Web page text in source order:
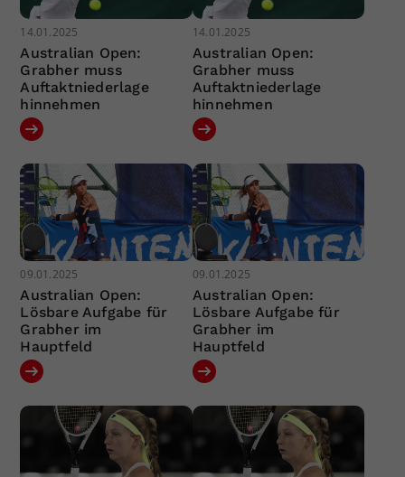
14.01.2025
Australian Open:
Grabher muss
Auftaktniederlage
hinnehmen
14.01.2025
Australian Open:
Grabher muss
Auftaktniederlage
hinnehmen
09.01.2025
Australian Open:
Lösbare Aufgabe für
Grabher im
Hauptfeld
09.01.2025
Australian Open:
Lösbare Aufgabe für
Grabher im
Hauptfeld